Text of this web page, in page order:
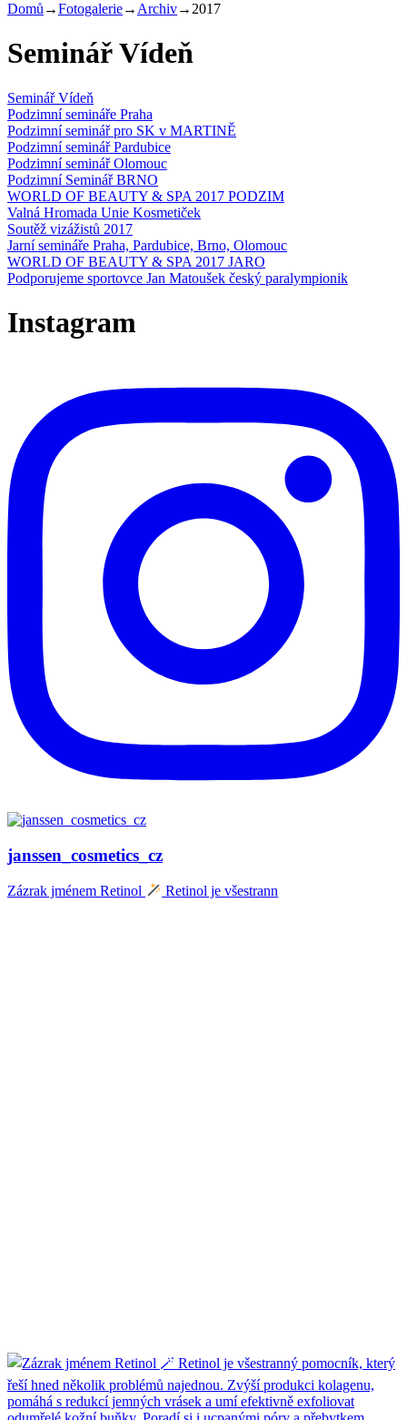
Domů →Fotogalerie→ Archiv→ 2017
Seminář Vídeň
Seminář Vídeň
Podzimní semináře Praha
Podzimní seminář pro SK v MARTINĚ
Podzimní seminář Pardubice
Podzimní seminář Olomouc
Podzimní Seminář BRNO
WORLD OF BEAUTY & SPA 2017 PODZIM
Valná Hromada Unie Kosmetiček
Soutěž vizážistů 2017
Jarní semináře Praha, Pardubice, Brno, Olomouc
WORLD OF BEAUTY & SPA 2017 JARO
Podporujeme sportovce Jan Matoušek český paralympionik
Instagram
janssen_cosmetics_cz
Zázrak jménem Retinol Retinol je všestrann